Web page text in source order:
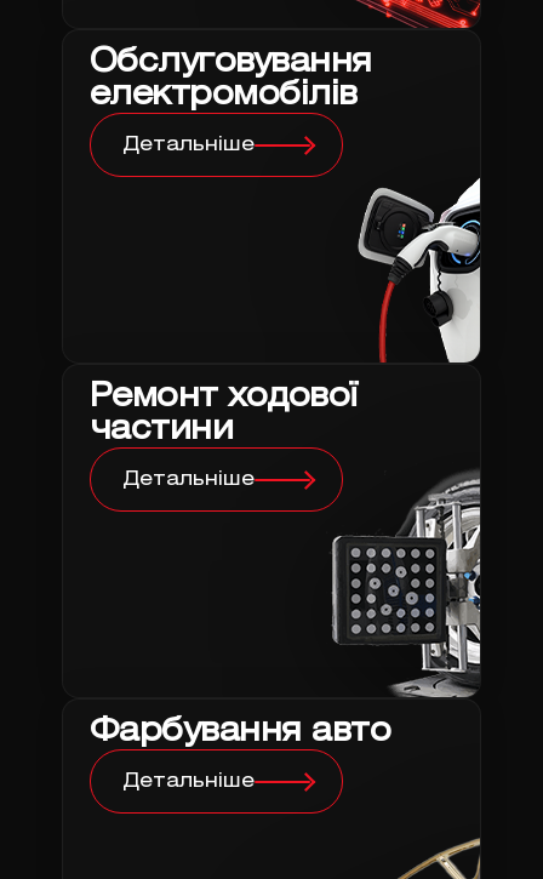
Обслуговування
електромобілів
Детальніше
Ремонт ходової
частини
Детальніше
Фарбування авто
Детальніше